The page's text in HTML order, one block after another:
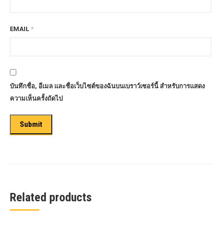
EMAIL *
บันทึกชื่อ, อีเมล และชื่อเว็บไซต์ของฉันบนเบราว์เซอร์นี้ สำหรับการแสดง
ความเห็นครั้งถัดไป
Related products